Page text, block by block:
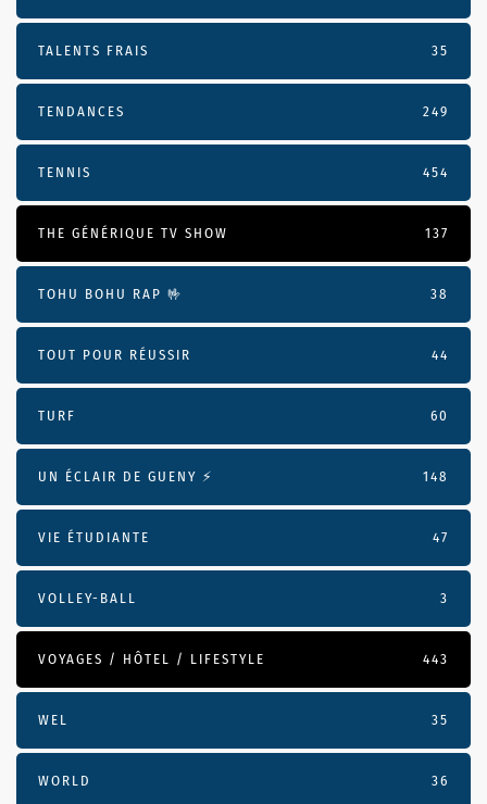
TALENTS FRAIS 35
TENDANCES 249
TENNIS 454
THE GÉNÉRIQUE TV SHOW 137
TOHU BOHU RAP 🤟 38
TOUT POUR RÉUSSIR 44
TURF 60
UN ÉCLAIR DE GUENY ⚡️ 148
VIE ÉTUDIANTE 47
VOLLEY-BALL 3
VOYAGES / HÔTEL / LIFESTYLE 443
WEL 35
WORLD 36